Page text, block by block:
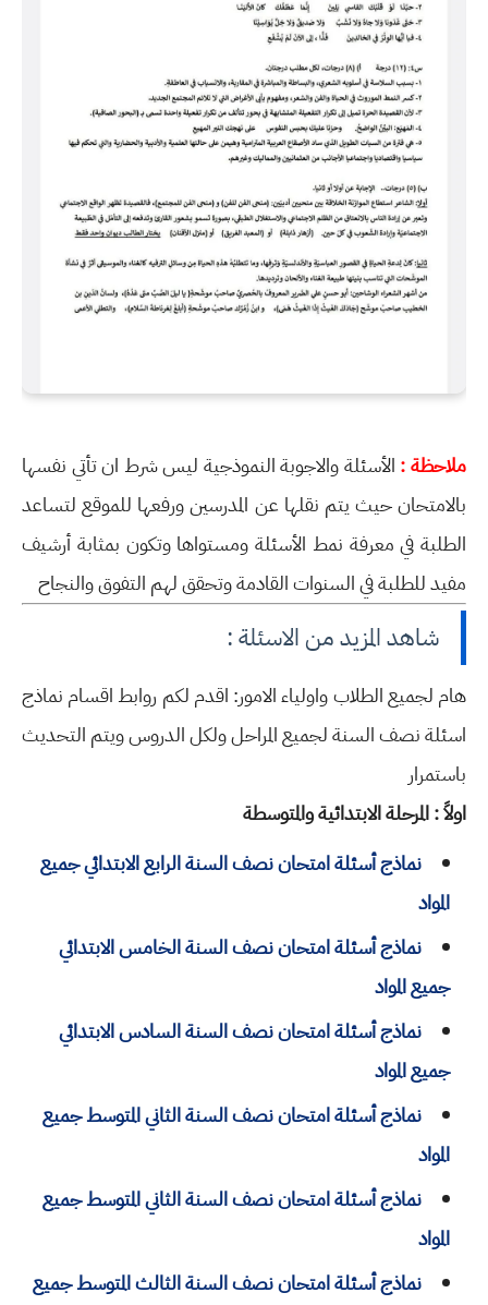
ملاحظة : الأسئلة والاجوبة النموذجية ليس شرط ان تأتي نفسها
بالامتحان حيث يتم نقلها عن المدرسين ورفعها للموقع لتساعد
الطلبة في معرفة نمط الأسئلة ومستواها وتكون بمثابة أرشيف
مفيد للطلبة في السنوات القادمة وتحقق لهم التفوق والنجاح
شاهد المزيد من الاسئلة :
هام لجميع الطلاب واولياء الامور: اقدم لكم روابط اقسام نماذج
اسئلة نصف السنة لجميع المراحل ولكل الدروس ويتم التحديث
باستمرار
اولاً : المرحلة الابتدائية والمتوسطة
نماذج أسئلة امتحان نصف السنة الرابع الابتدائي جميع
المواد
نماذج أسئلة امتحان نصف السنة الخامس الابتدائي
جميع المواد
نماذج أسئلة امتحان نصف السنة السادس الابتدائي
جميع المواد
نماذج أسئلة امتحان نصف السنة الثاني المتوسط جميع
المواد
نماذج أسئلة امتحان نصف السنة الثاني المتوسط جميع
المواد
نماذج أسئلة امتحان نصف السنة الثالث المتوسط جميع